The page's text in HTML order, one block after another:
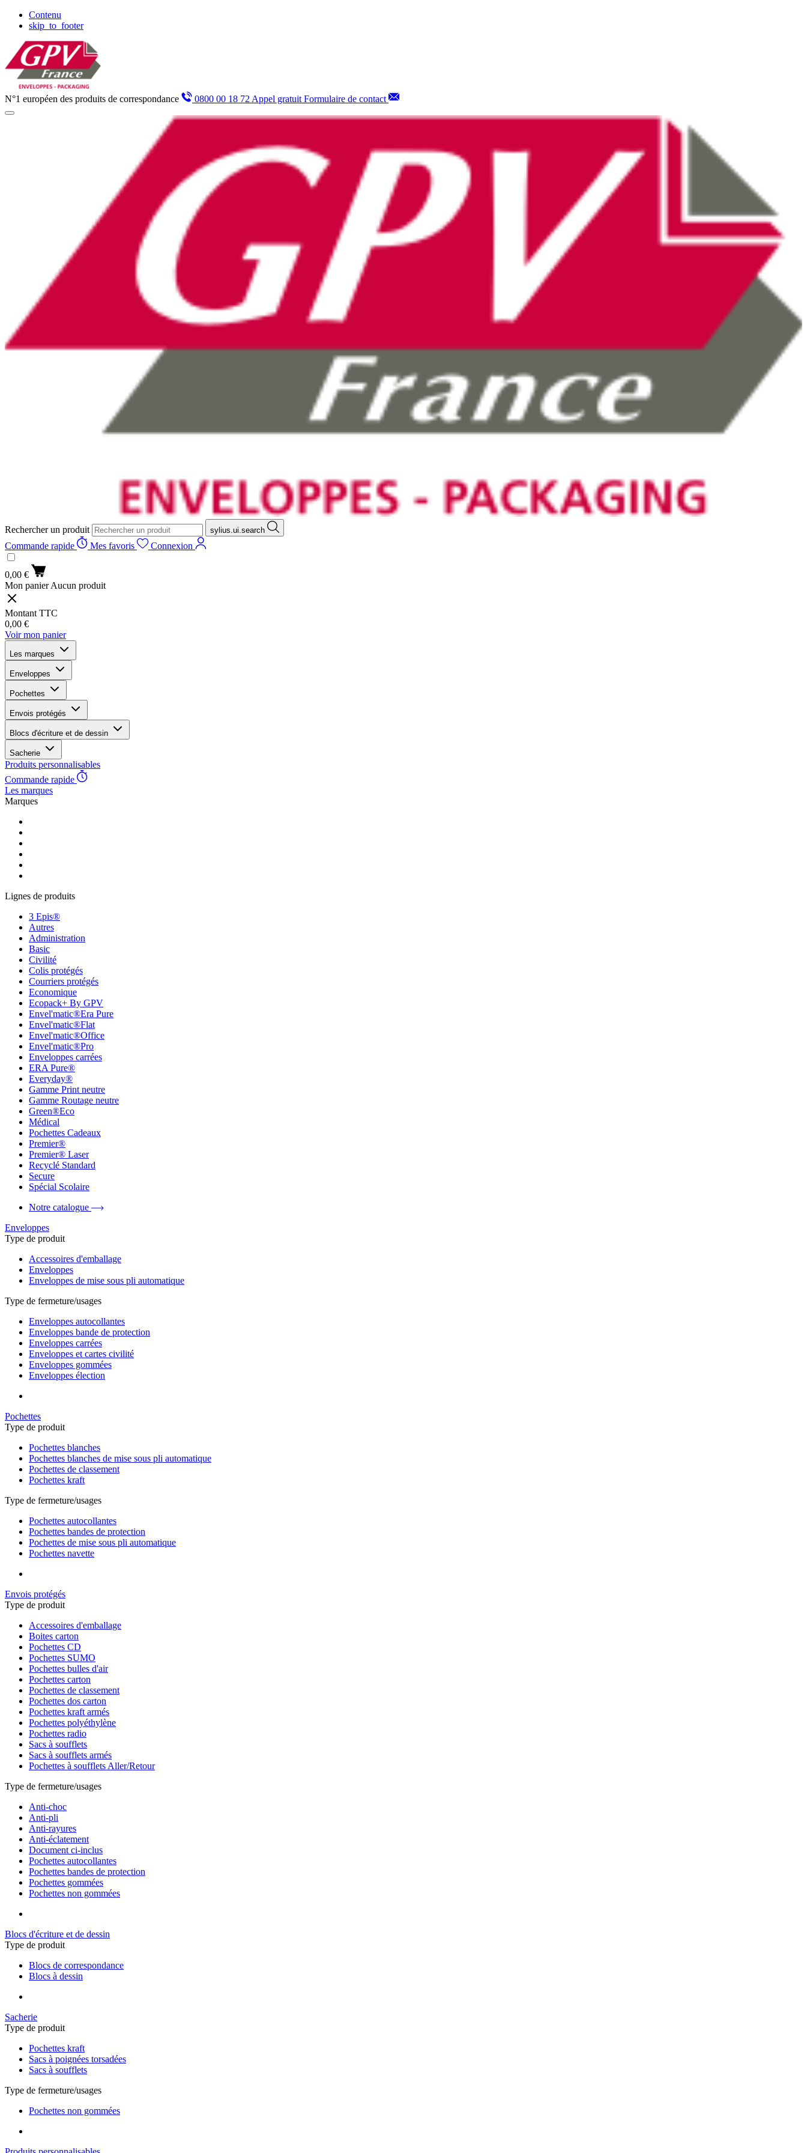
Contenu
skip_to_footer
N°1 européen des produits de correspondance 0800 00 18 72 Appel gratuit Formulaire de contact
Rechercher un produit sylius.ui.search
Commande rapide Mes favoris Connexion
0,00 €
Mon panier Aucun produit
Montant TTC
0,00 €
Voir mon panier
Les marques
Enveloppes
Pochettes
Envois protégés
Blocs d'écriture et de dessin
Sacherie
Produits personnalisables
Commande rapide
Les marques
Marques
Lignes de produits
3 Epis®
Autres
Administration
Basic
Civilité
Colis protégés
Courriers protégés
Economique
Ecopack+ By GPV
Envel'matic®Era Pure
Envel'matic®Flat
Envel'matic®Office
Envel'matic®Pro
Enveloppes carrées
ERA Pure®
Everyday®
Gamme Print neutre
Gamme Routage neutre
Green®Eco
Médical
Pochettes Cadeaux
Premier®
Premier® Laser
Recyclé Standard
Secure
Spécial Scolaire
Notre catalogue
Enveloppes
Type de produit
Accessoires d'emballage
Enveloppes
Enveloppes de mise sous pli automatique
Type de fermeture/usages
Enveloppes autocollantes
Enveloppes bande de protection
Enveloppes carrées
Enveloppes et cartes civilité
Enveloppes gommées
Enveloppes élection
Pochettes
Type de produit
Pochettes blanches
Pochettes blanches de mise sous pli automatique
Pochettes de classement
Pochettes kraft
Type de fermeture/usages
Pochettes autocollantes
Pochettes bandes de protection
Pochettes de mise sous pli automatique
Pochettes navette
Envois protégés
Type de produit
Accessoires d'emballage
Boites carton
Pochettes CD
Pochettes SUMO
Pochettes bulles d'air
Pochettes carton
Pochettes de classement
Pochettes dos carton
Pochettes kraft armés
Pochettes polyéthylène
Pochettes radio
Sacs à soufflets
Sacs à soufflets armés
Pochettes à soufflets Aller/Retour
Type de fermeture/usages
Anti-choc
Anti-pli
Anti-rayures
Anti-éclatement
Document ci-inclus
Pochettes autocollantes
Pochettes bandes de protection
Pochettes gommées
Pochettes non gommées
Blocs d'écriture et de dessin
Type de produit
Blocs de correspondance
Blocs à dessin
Sacherie
Type de produit
Pochettes kraft
Sacs à poignées torsadées
Sacs à soufflets
Type de fermeture/usages
Pochettes non gommées